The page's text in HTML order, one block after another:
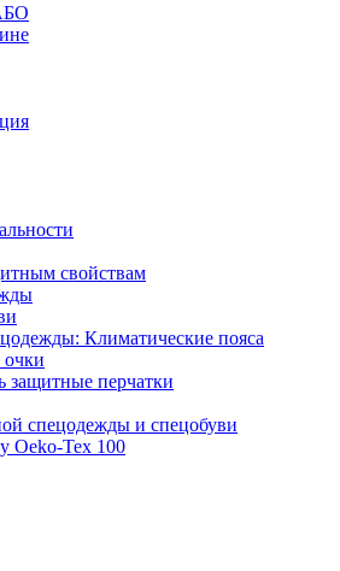
свойствам
Климатические пояса
защитные перчатки
спецодежды и спецобуви
Oeko-Tex 100